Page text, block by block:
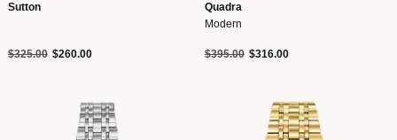
Sutton
Precio reducido de
$325.00a$260.00
Quadra
Modern
Precio reducido de
$395.00a$316.00